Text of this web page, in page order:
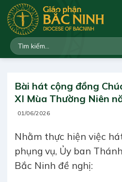
qua
dung
Bài hát cộng đồng
XI Mùa Thường Niên
01/06/2026
Nhằm thực hiện việc
phụng vụ, Ủy ban
Bắc Ninh đề nghị: